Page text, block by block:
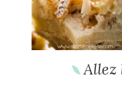
Allez